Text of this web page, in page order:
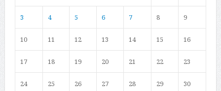
3 4 5 6 7 8 9
10 11 12 13 14 15 16
17 18 19 20 21 22 23
24 25 26 27 28 29 30